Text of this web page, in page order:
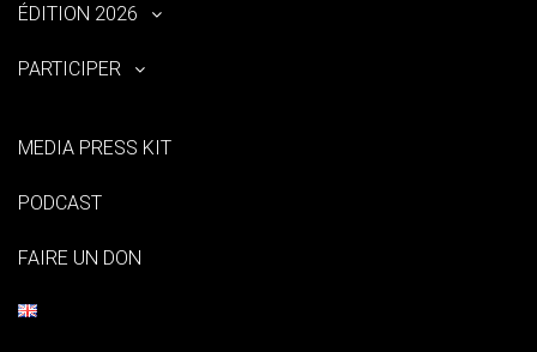
ÉDITION 2026
PARTICIPER
MEDIA PRESS KIT
PODCAST
FAIRE UN DON